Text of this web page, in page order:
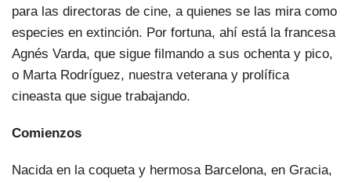
para las directoras de cine, a quienes se las mira como
especies en extinción. Por fortuna, ahí está la francesa
Agnés Varda, que sigue filmando a sus ochenta y pico,
o Marta Rodríguez, nuestra veterana y prolífica
cineasta que sigue trabajando.
Comienzos
Nacida en la coqueta y hermosa Barcelona, en Gracia,